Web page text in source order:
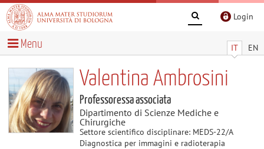
Login
IT EN
Menu
Valentina Ambrosini
Professoressa associata
Dipartimento di Scienze Mediche e
Chirurgiche
Settore scientifico disciplinare: MEDS-22/A
Diagnostica per immagini e radioterapia